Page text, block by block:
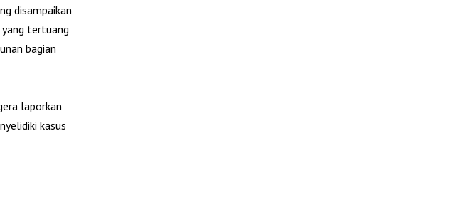
disampaikan
tertuang
bagian
laporkan
kasus